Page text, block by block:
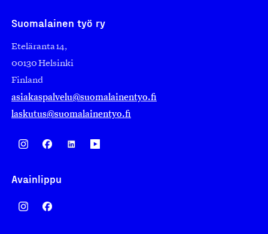
Suomalainen työ ry
Eteläranta 14,
00130 Helsinki
Finland
asiakaspalvelu@suomalainentyo.fi
laskutus@suomalainentyo.fi
Avainlippu